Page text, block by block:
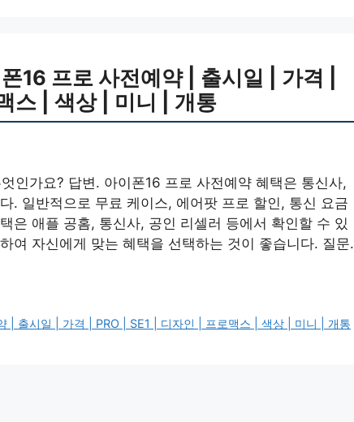
16 프로 사전예약 | 출시일 | 가격 |
스 | 색상 | 미니 | 개통
인가요? 답변. 아이폰16 프로 사전예약 혜택은 통신사,
. 일반적으로 무료 케이스, 에어팟 프로 할인, 통신 요금
은 애플 공홈, 통신사, 공인 리셀러 등에서 확인할 수 있
여 자신에게 맞는 혜택을 선택하는 것이 좋습니다. 질문.
| 출시일 | 가격 | PRO | SE1 | 디자인 | 프로맥스 | 색상 | 미니 | 개통